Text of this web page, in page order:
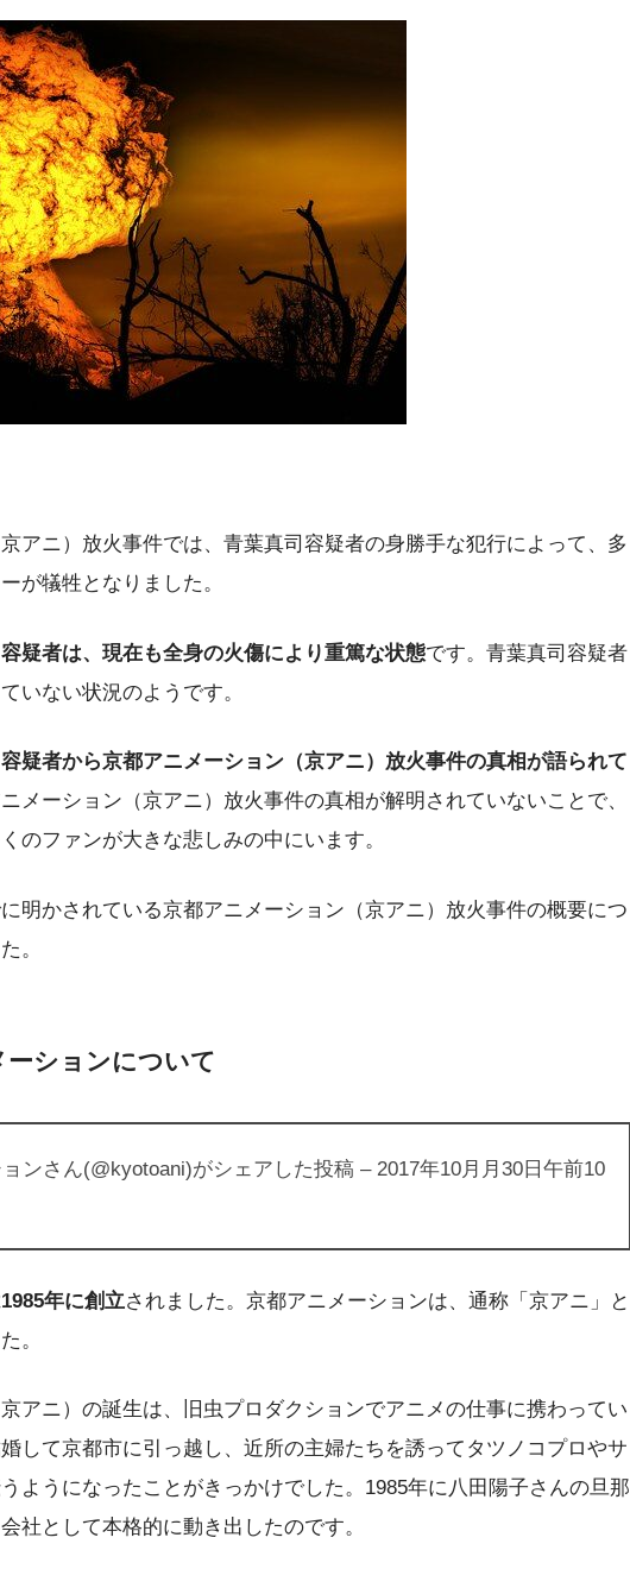
アニ）放火事件では、青葉真司容疑者の身勝手な犯行によって、多
が犠牲となりました。
疑者は、現在も全身の火傷により重篤な状態です。青葉真司容疑者
いない状況のようです。
疑者から京都アニメーション（京アニ）放火事件の真相が語られて
メーション（京アニ）放火事件の真相が解明されていないことで、
のファンが大きな悲しみの中にいます。
明かされている京都アニメーション（京アニ）放火事件の概要につ
。
ーションについて
ンさん(@kyotoani)がシェアした投稿 – 2017年10月月30日午前10
年に創立されました。京都アニメーションは、通称「京アニ」と
。
アニ）の誕生は、旧虫プロダクションでアニメの仕事に携わってい
して京都市に引っ越し、近所の主婦たちを誘ってタツノコプロやサ
ようになったことがきっかけでした。1985年に八田陽子さんの旦那
社として本格的に動き出したのです。